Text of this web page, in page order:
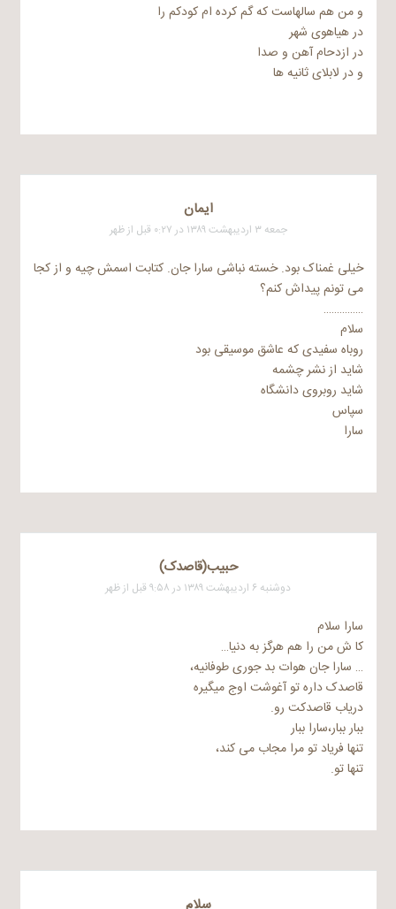
و من هم سالهاست که گم کرده ام کودکم را
در هیاهوی شهر
در ازدحام آهن و صدا
و در لابلای ثانیه ها
ایمان
جمعه ۳ اردیبهشت ۱۳۸۹ در ۰:۲۷ قبل از ظهر
خیلی غمناک بود. خسته نباشی سارا جان. کتابت اسمش چیه و از کجا
می تونم پیداش کنم؟
……………
سلام
روباه سفیدی که عاشق موسیقی بود
شاید از نشر چشمه
شاید روبروی دانشگاه
سپاس
سارا
حبیب(قاصدک)
دوشنبه ۶ اردیبهشت ۱۳۸۹ در ۹:۵۸ قبل از ظهر
سارا سلام
کا ش من را هم هرگز به دنیا…
… سارا جان هوات بد جوری طوفانیه،
قاصدک داره تو آغوشت اوج میگیره
دریاب قاصدکت رو.
ببار ببار،سارا ببار
تنها فریاد تو مرا مجاب می کند،
تنها تو.